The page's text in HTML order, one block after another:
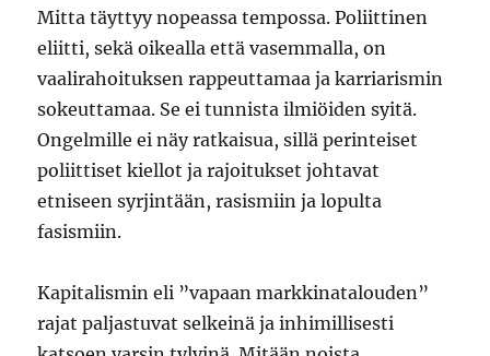
Mitta täyttyy nopeassa tempossa. Poliittinen
eliitti, sekä oikealla että vasemmalla, on
vaalirahoituksen rappeuttamaa ja karriarismin
sokeuttamaa. Se ei tunnista ilmiöiden syitä.
Ongelmille ei näy ratkaisua, sillä perinteiset
poliittiset kiellot ja rajoitukset johtavat
etniseen syrjintään, rasismiin ja lopulta
fasismiin.
Kapitalismin eli ”vapaan markkinatalouden”
rajat paljastuvat selkeinä ja inhimillisesti